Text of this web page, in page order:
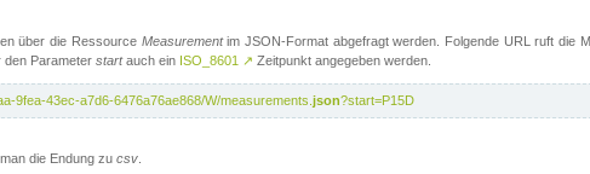
über die Ressource Measurementim JSON-Format abgefragt werden. Folgende URL ruft die
den Parameter startauch ein ISO_8601 ↗ Zeitpunkt angegeben werden.
9fea-43ec-a7d6-6476a76ae868/W/measurements. json?start=P15D
die Endung zu csv